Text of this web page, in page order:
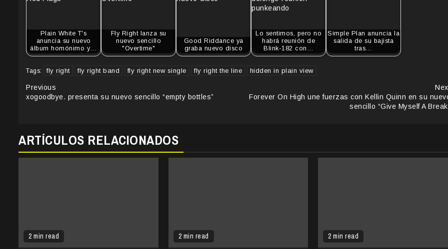
Plain White T's
anuncia su nuevo
álbum homónimo y…
Fly Right lanza su
nuevo sencillo
"Overtime"
Good Riddance ya
graba nuevo disco
Lo sentimos, pero no
habrá reunión de
Blink-182 con…
Simple Plan anuncia la
salida de su bajista
tras…
Tags: fly right fly right band fly right new single fly right the line hidden in plain view
Continue
Reading
Previous
xogoodbye. presenta su nuevo sencillo “empty bottles”
Forever On High une fuerzas con Kellin Quinn en su
sencillo “Give Myself A
ARTÍCULOS RELACIONADOS
2 min read 2 min read 2 min read